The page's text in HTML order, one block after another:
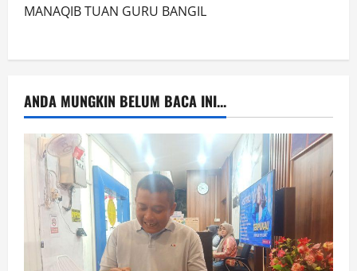
MANAQIB TUAN GURU BANGIL
ANDA MUNGKIN BELUM BACA INI...